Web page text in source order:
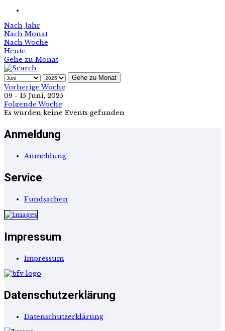
Nach Jahr
Nach Monat
Nach Woche
Heute
Gehe zu Monat
Gehe zu Monat
Vorherige Woche
09 - 15 Juni, 2025
Folgende Woche
Es wurden keine Events gefunden
Anmeldung
Anmeldung
Service
Fundsachen
Impressum
Impressum
Datenschutzerklärung
Datenschutzerklärung